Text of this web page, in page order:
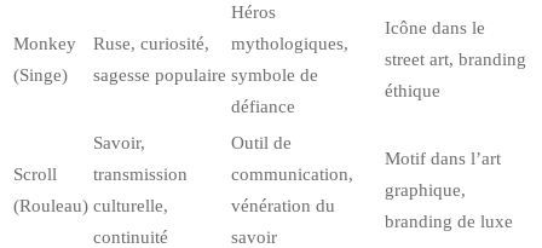
Monkey
(Singe)
Ruse, curiosité,
sagesse populaire
Héros
mythologiques,
symbole de
défiance
Icône dans le
street art, branding
éthique
Scroll
(Rouleau)
Savoir,
transmission
culturelle,
continuité
Outil de
communication,
vénération du
savoir
Motif dans l’art
graphique,
branding de luxe